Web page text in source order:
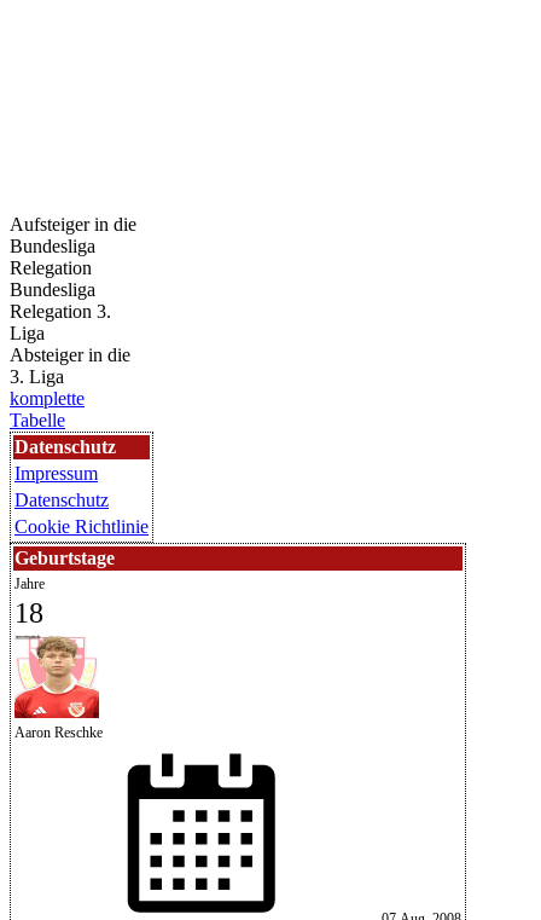
Aufsteiger in die
Bundesliga
Relegation
Bundesliga
Relegation 3.
Liga
Absteiger in die
3. Liga
komplette
Tabelle
Datenschutz
Impressum
Datenschutz
Cookie Richtlinie
Geburtstage
Jahre
18
Aaron Reschke